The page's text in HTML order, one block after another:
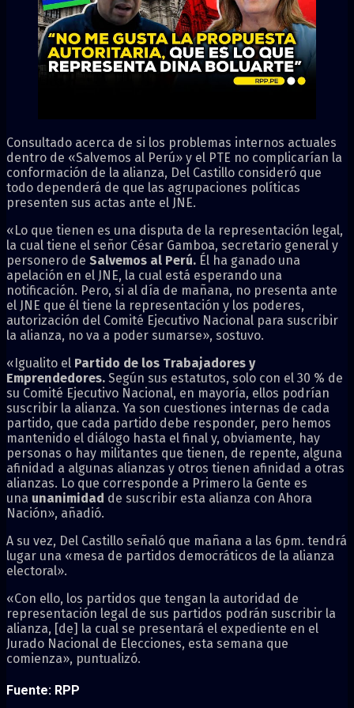
Consultado acerca de si los problemas internos actuales
dentro de «Salvemos al Perú» y el PTE no complicarían la
conformación de la alianza, Del Castillo consideró que
todo dependerá de que las agrupaciones políticas
presenten sus actas ante el JNE.
«Lo que tienen es una disputa de la representación legal,
la cual tiene el señor César Gamboa, secretario general y
personero de Salvemos al Perú. Él ha ganado una
apelación en el JNE, la cual está esperando una
notificación. Pero, si al día de mañana, no presenta ante
el JNE que él tiene la representación y los poderes,
autorización del Comité Ejecutivo Nacional para suscribir
la alianza, no va a poder sumarse», sostuvo.
«Igualito el Partido de los Trabajadores y
Emprendedores. Según sus estatutos, solo con el 30 % de
su Comité Ejecutivo Nacional, en mayoría, ellos podrían
suscribir la alianza. Ya son cuestiones internas de cada
partido, que cada partido debe responder, pero hemos
mantenido el diálogo hasta el final y, obviamente, hay
personas o hay militantes que tienen, de repente, alguna
afinidad a algunas alianzas y otros tienen afinidad a otras
alianzas. Lo que corresponde a Primero la Gente es
una unanimidad de suscribir esta alianza con Ahora
Nación», añadió.
A su vez, Del Castillo señaló que mañana a las 6pm. tendrá
lugar una «mesa de partidos democráticos de la alianza
electoral».
«Con ello, los partidos que tengan la autoridad de
representación legal de sus partidos podrán suscribir la
alianza, [de] la cual se presentará el expediente en el
Jurado Nacional de Elecciones, esta semana que
comienza», puntualizó.
Fuente: RPP